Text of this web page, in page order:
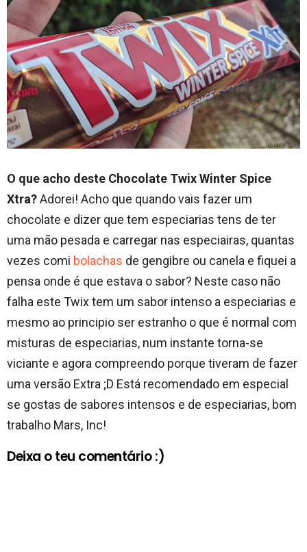
O que acho deste Chocolate Twix Winter Spice
Xtra?Adorei! Acho que quando vais fazer um
chocolate e dizer que tem especiarias tens de ter
uma mão pesada e carregar nas especiairas, quantas
vezes comi bolachas de gengibre ou canela e fiquei a
pensa onde é que estava o sabor? Neste caso não
falha este Twix tem um sabor intenso a especiarias e
mesmo ao principio ser estranho o que é normal com
misturas de especiarias, num instante torna-se
viciante e agora compreendo porque tiveram de fazer
uma versão Extra ;D Está recomendado em especial
se gostas de sabores intensos e de especiarias, bom
trabalho Mars, Inc!
Deixa o teu comentário :)